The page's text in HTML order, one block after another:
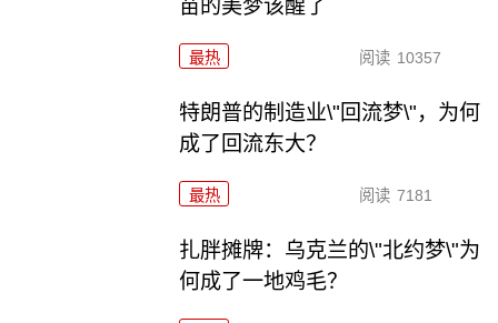
苗的美梦该醒了
最热 阅读 10357
特朗普的制造业\"回流梦\"，为何
成了回流东大？
最热 阅读 7181
扎胖摊牌：乌克兰的\"北约梦\"为
何成了一地鸡毛？